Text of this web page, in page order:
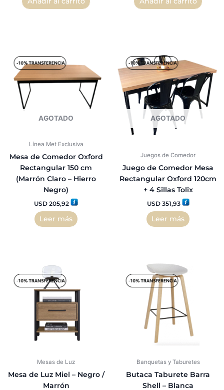
AGOTADO
Línea Met Exclusiva
Mesa de Comedor Oxford
Rectangular 150 cm
(Marrón Claro – Hierro
Negro)
USD 205,92
Leer más
AGOTADO
Juegos de Comedor
Juego de Comedor Mesa
Rectangular Oxford 120cm
+ 4 Sillas Tolix
USD351,93
Leer más
Mesas de Luz
Mesa de Luz Miel – Negro /
Marrón
Banquetas y Taburetes
Butaca Taburete Barra
Shell – Blanca